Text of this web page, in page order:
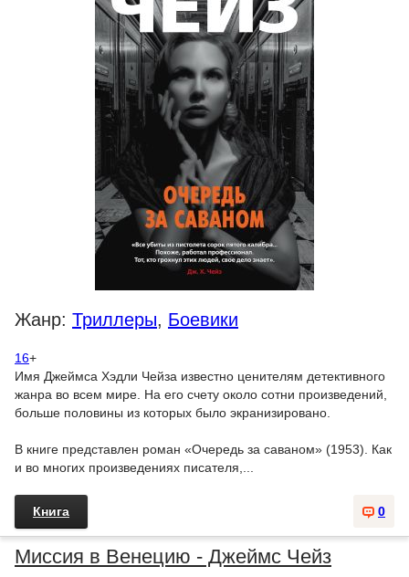
Жанр: Триллеры, Боевики
16+
Имя Джеймса Хэдли Чейза известно ценителям детективного
жанра во всем мире. На его счету около сотни произведений,
больше половины из которых было экранизировано.
В книге представлен роман «Очередь за саваном» (1953). Как
и во многих произведениях писателя,...
0
Книга
Миссия в Венецию - Джеймс Чейз